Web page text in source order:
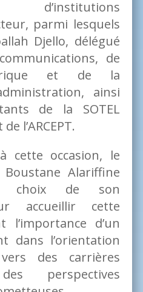
d’institutions
parmi lesquels
Djello, délégué
de
et de la
ainsi
de la SOTEL
l’ARCEPT.
cette occasion, le
Alariffine
choix de son
accueillir cette
l’importance d’un
dans l’orientation
des carrières
perspectives